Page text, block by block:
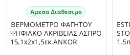
Αμεσα Διαθεσιμο
ΘΕΡΜΟΜΕΤΡΟ ΦΑΓΗΤΟΥ
ΨΗΦΙΑΚΟ ΑΚΡΙΒΕΙΑΣ ΑΣΠΡΟ
15,1x2x1,5εκ.ANKOR